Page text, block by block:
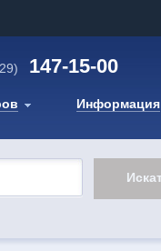
147-15-00
Информация